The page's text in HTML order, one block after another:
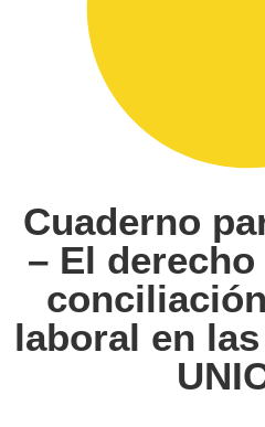
Cuaderno
– El
laboral en